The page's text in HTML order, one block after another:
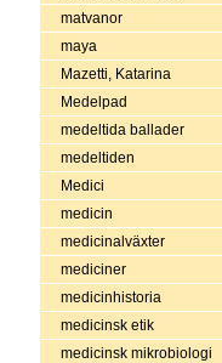
matvanor
maya
Mazetti, Katarina
Medelpad
medeltida ballader
medeltiden
Medici
medicin
medicinalväxter
mediciner
medicinhistoria
medicinsk etik
medicinsk mikrobiologi